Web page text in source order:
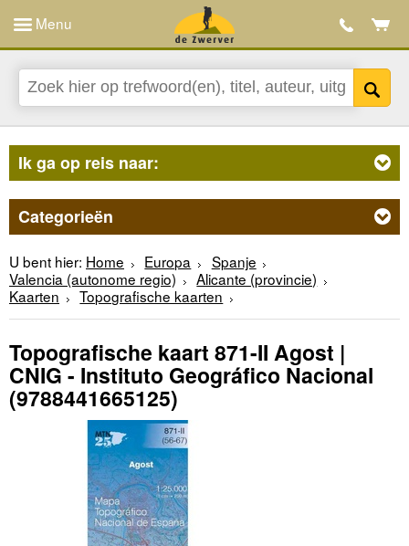
Menu
Ik ga op reis naar:
Categorieën
U bent hier: Home Europa
Spanje
Valencia (autonome regio)
Alicante (provincie)
Kaarten
Topografische kaarten
Topografische kaart 871-II Agost |
CNIG - Instituto Geográfico Nacional
(9788441665125)